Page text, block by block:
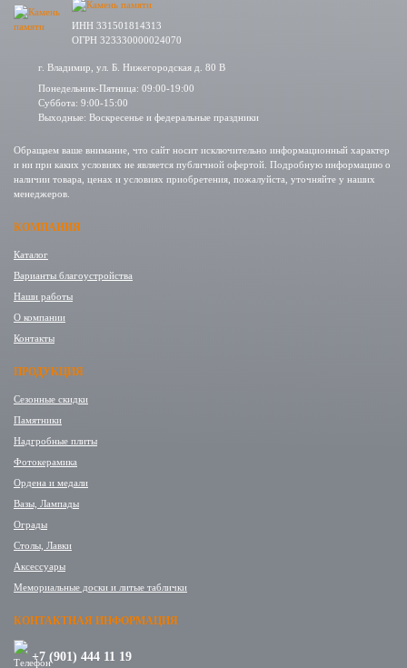
ИНН 331501814313
ОГРН 323330000024070
г. Владимир, ул. Б. Нижегородская д. 80 В
Понедельник-Пятница: 09:00-19:00
Суббота: 9:00-15:00
Выходные: Воскресенье и федеральные праздники
Обращаем ваше внимание, что сайт носит исключительно информационный характер
и ни при каких условиях не является публичной офертой. Подробную информацию о
наличии товара, ценах и условиях приобретения, пожалуйста, уточняйте у наших
менеджеров.
КОМПАНИЯ
Каталог
Варианты благоустройства
Наши работы
О компании
Контакты
ПРОДУКЦИЯ
Сезонные скидки
Памятники
Надгробные плиты
Фотокерамика
Ордена и медали
Вазы, Лампады
Ограды
Столы, Лавки
Аксессуары
Мемориальные доски и литые таблички
КОНТАКТНАЯ ИНФОРМАЦИЯ
+7 (901) 444 11 19